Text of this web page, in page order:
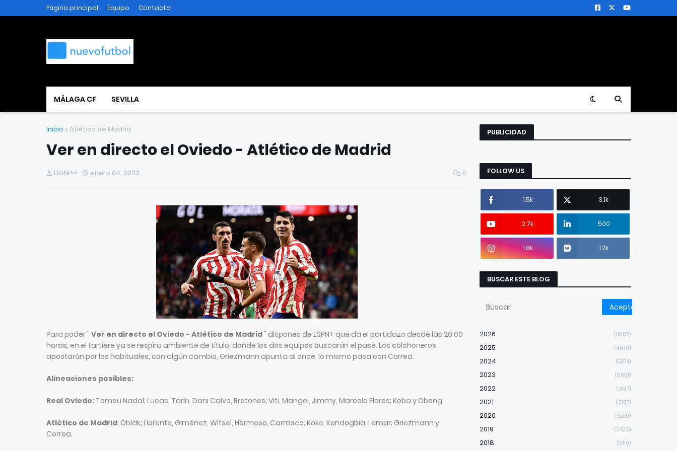
Página principal Equipo Contacto
MÁLAGA CF SEVILLA
Inicio Atlético de Madrid
Ver en directo el Oviedo - Atlético de Madrid
DaNi^^ enero 04, 2023 0
Para poder " Ver en directo el Oviedo - Atlético de Madrid" dispones de ESPN+ que da el partidazo desde las 20:00
horas, en el tartiere ya se respira ambiente de título, donde los dos equipos buscarán el pase. Los colchoneros
apostarán por los habituales, con algún cambio, Griezmann apunta al once, lo mismo pasa con Correa.
Alineaciones posibles:
Real Oviedo: Tomeu Nadal; Lucas, Tarín, Dani Calvo, Bretones; Viti, Mangel, Jimmy, Marcelo Flores; Koba y Obeng.
Atlético de Madrid: Oblak; Llorente, Giménez, Witsel, Hermoso, Carrasco; Koke, Kondogbia, Lemar; Griezmann y
Correa.
PUBLICIDAD
FOLLOW US
1.5k 3.1k
2.7k 500
1.8k 1.2k
BUSCAR ESTE BLOG
2026 (10162)
2025 (4070)
2024 (5874)
2023 (6601)
2022 (3197)
2021 (3167)
2020 (5209)
2019 (2423)
2018 (6110)